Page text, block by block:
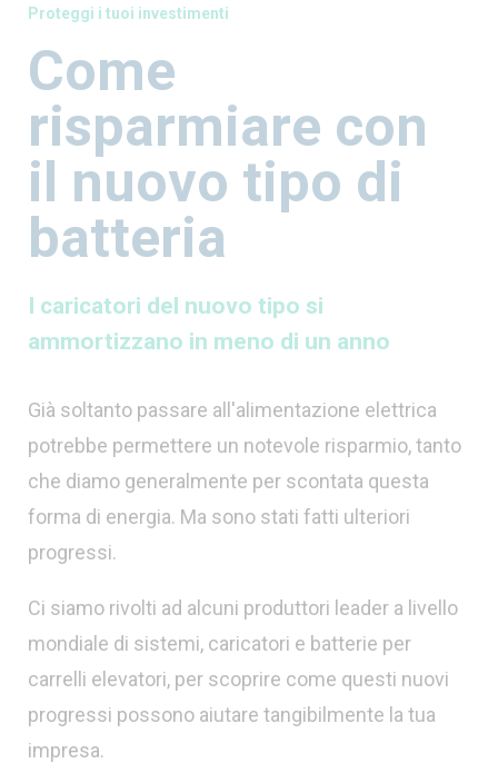
Proteggi i tuoi investimenti
Come
risparmiare con
il nuovo tipo di
batteria
I caricatori del nuovo tipo si
ammortizzano in meno di un anno
Già soltanto passare all'alimentazione elettrica
potrebbe permettere un notevole risparmio, tanto
che diamo generalmente per scontata questa
forma di energia. Ma sono stati fatti ulteriori
progressi.
Ci siamo rivolti ad alcuni produttori leader a livello
mondiale di sistemi, caricatori e batterie per
carrelli elevatori, per scoprire come questi nuovi
progressi possono aiutare tangibilmente la tua
impresa.